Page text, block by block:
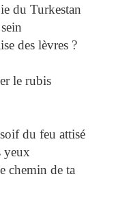
du Turkestan
des lèvres ?
le rubis
du feu attisé
yeux
chemin de ta